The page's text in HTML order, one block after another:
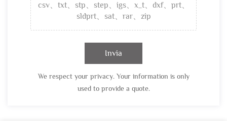
csv、txt、stp、step、igs、x_t、dxf、prt、
sldprt、sat、rar、zip
Invia
We respect your privacy. Your information is only
used to provide a quote.